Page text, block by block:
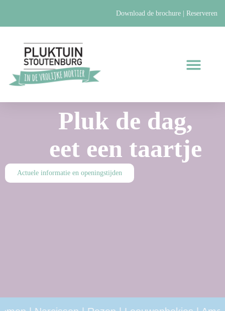
naar
inhoud
Download de brochure Reserveren
Pluk de dag,
eet een taartje
Actuele informatie en openingstijden